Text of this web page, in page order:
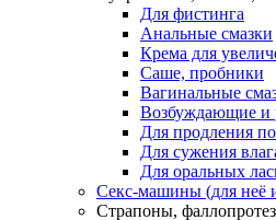
Для фистинга
Анальные смазки
Крема для
Саше, пробники
Вагинальные
Возбуждающие и
Для продления
Для сужения
Для оральных
Секс-машины (для неё
Страпоны,